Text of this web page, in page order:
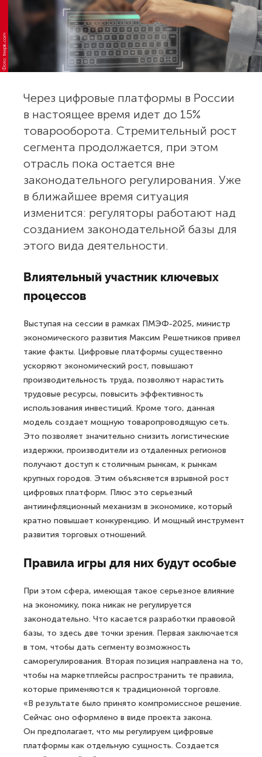
Фото: freepik.com
Через цифровые платформы в России
в настоящее время идет до 15%
товарооборота. Стремительный рост
сегмента продолжается, при этом
отрасль пока остается вне
законодательного регулирования. Уже
в ближайшее время ситуация
изменится: регуляторы работают над
созданием законодательной базы для
этого вида деятельности.
Влиятельный участник ключевых
процессов
Выступая на сессии в рамках ПМЭФ-2025, министр
экономического развития Максим Решетников привел
такие факты. Цифровые платформы существенно
ускоряют экономический рост, повышают
производительность труда, позволяют нарастить
трудовые ресурсы, повысить эффективность
использования инвестиций. Кроме того, данная
модель создает мощную товаропроводящую сеть.
Это позволяет значительно снизить логистические
издержки, производители из отдаленных регионов
получают доступ к столичным рынкам, к рынкам
крупных городов. Этим объясняется взрывной рост
цифровых платформ. Плюс это серьезный
антиинфляционный механизм в экономике, который
кратно повышает конкуренцию. И мощный инструмент
развития торговых отношений.
Правила игры для них будут особые
При этом сфера, имеющая такое серьезное влияние
на экономику, пока никак не регулируется
законодательно. Что касается разработки правовой
базы, то здесь две точки зрения. Первая заключается
в том, чтобы дать сегменту возможность
саморегулирования. Вторая позиция направлена на то,
чтобы на маркетплейсы распространить те правила,
которые применяются к традиционной торговле.
«В результате было принято компромиссное решение.
Сейчас оно оформлено в виде проекта закона.
Он предполагает, что мы регулируем цифровые
платформы как отдельную сущность. Создается